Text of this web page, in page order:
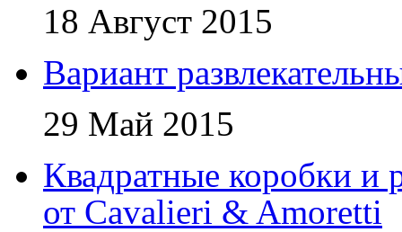
18 Август 2015
Вариант
29 Май 2015
Квадратные коробки и
от Cavalieri & Amoretti